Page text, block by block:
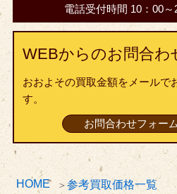
HOME
参考買取価格一覧
電話受付時間 10：00
WEBからのお問合わ
おおよその買取金額をメールで
す。
お問合わせフォー